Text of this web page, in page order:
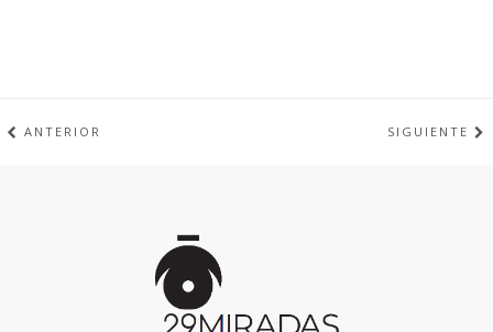
ANTERIOR SIGUIENTE